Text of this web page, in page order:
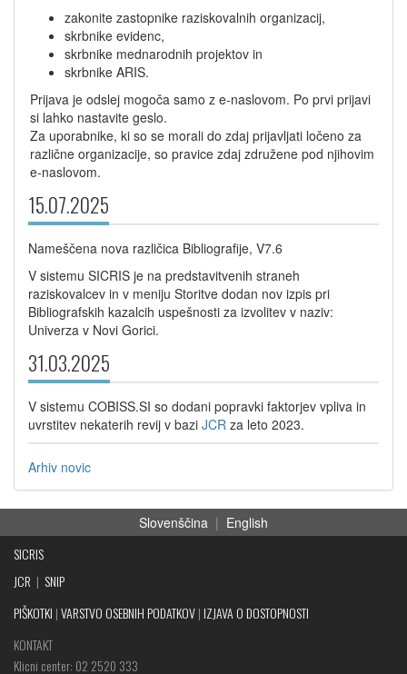
zakonite zastopnike raziskovalnih organizacij,
skrbnike evidenc,
skrbnike mednarodnih projektov in
skrbnike ARIS.
Prijava je odslej mogoča samo z e-naslovom. Po prvi prijavi
si lahko nastavite geslo.
Za uporabnike, ki so se morali do zdaj prijavljati ločeno za
različne organizacije, so pravice zdaj združene pod njihovim
e-naslovom.
15.07.2025
Nameščena nova različica Bibliografije, V7.6
V sistemu SICRIS je na predstavitvenih straneh
raziskovalcev in v meniju Storitve dodan nov izpis pri
Bibliografskih kazalcih uspešnosti za izvolitev v naziv:
Univerza v Novi Gorici.
31.03.2025
V sistemu COBISS.SI so dodani popravki faktorjev vpliva in
uvrstitev nekaterih revij v bazi JCR za leto 2023.
Arhiv novic
Slovenščina | English
SICRIS
JCR | SNIP
PIŠKOTKI |VARSTVO OSEBNIH PODATKOV| IZJAVA O DOSTOPNOSTI
KONTAKT
Klicni center: 02 2520 333